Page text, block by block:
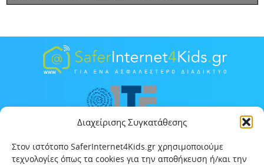
Διαχείρισης Συγκατάθεσης
Στον ιστότοπο SaferInternet4Kids.gr χρησιμοποιούμε
τεχνολογίες όπως τα cookies για την αποθήκευση ή/και την